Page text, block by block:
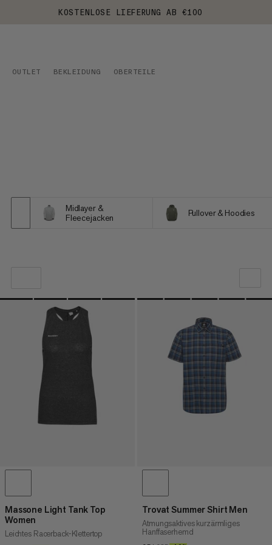
KOSTENLOSE LIEFERUNG AB €100
OUTLET BEKLEIDUNG OBERTEILE
Midlayer &
Fleecejacken
Pullover & Hoodies
UNSERE EMPFEHLUNG
NIEDRIGSTER PREIS
HÖCHSTER PREIS
NEUHEITEN
BEWERTUNG
Massone Light Tank Top
Women
Leichtes Racerback-Klettertop
Trovat Summer Shirt Men
Atmungsaktives kurzärmliges
Hanffaserhemd